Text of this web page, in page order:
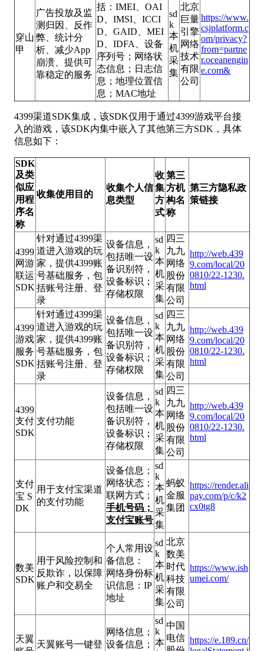
穿山
甲
广告投放及监
测归因、反作
弊、统计分
析、减少App
崩溃、提供可
靠稳定的服务
括：IMEI、OAI
D、IMSI、ICCI
D、GAID、MEI
D、IDFA、设备
序列号；网络状
态信息；日志信
息；地理位置信
息；MAC地址
sd
k
本
机
采
集
北京
巨量
引擎
网络
技术
有限
公司
https://www.
csjplatform.c
om/privacy?
from=partne
r.oceanengin
e.com&
4399渠道SDK集成，该SDK仅用于通过4399游戏平台接
入的游戏，该SDK内集中嵌入了其他第三方SDK，具体
信息如下：
SDK
及类
似应
用程
序名
称
收集使用目的
收集个人信
息类型
收
集
方
式
第三
方机
构名
称
第三方隐私政
策链接
4399
网游
联运
SDK
针对通过4399渠
道进入游戏的玩
家，提供4399账
号基础服务，包
括账号注册、登
录
设备信息，
包括唯一设
备识别符，
设备标识；
存储权限
sd
k
本
机
采
集
四三
九九
网络
股份
有限
公司
http://web.439
9.com/local/20
0810/22-1230.
html
4399
游戏
服务
SDK
针对通过4399渠
道进入游戏的玩
家，提供4399账
号基础服务，包
括账号注册、登
录
设备信息，
包括唯一设
备识别符，
设备标识；
存储权限
sd
k
本
机
采
集
四三
九九
网络
股份
有限
公司
http://web.439
9.com/local/20
0810/22-1230.
html
4399
支付
SDK
支付功能
设备信息，
包括唯一设
备识别符，
设备标识；
存储权限
sd
k
本
机
采
集
四三
九九
网络
股份
有限
公司
http://web.439
9.com/local/20
0810/22-1230.
html
支付
宝 S
DK
用于支付宝渠道
的支付功能
设备信息；
网络状态；
联网方式；
手机号码；
支付宝账号
sd
k
本
机
采
集
蚂蚁
金服
集团
https://render.ali
pay.com/p/c/k2
cx0tg8
数美
SDK
用于风险控制和
反欺诈，以保障
账户和交易全
个人常用设
备信息：
网络身份标
识信息：IP
地址
sd
k
本
机
采
集
北京
数美
时代
科技
有限
公司
https://www.ish
umei.com/
天翼
天翼账号一键登
网络信息；
设备信息；
sd
k
本
中国
电信 https://e.189.cn/